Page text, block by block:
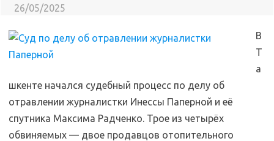
26/05/2025
В
Т
а
шкенте начался судебный процесс по делу об
отравлении журналистки Инессы Паперной и её
спутника Максима Радченко. Трое из четырёх
обвиняемых — двое продавцов отопительного